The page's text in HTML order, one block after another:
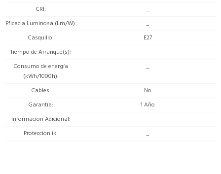
CRI
_
Eficacia Luminosa (Lm/W)
_
Casquillo
E27
Tiempo de Arranque(s)
_
Consumo de energía
(kWh/1000h)
_
Cables
No
Garantía
1 Año
Informacion Adicional
_
Proteccion ik
_